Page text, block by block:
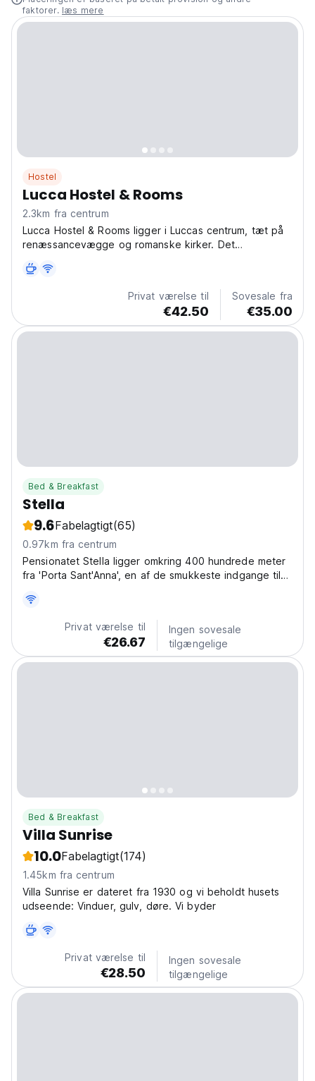
faktorer. læs mere
Hostel
Lucca Hostel & Rooms
2.3km fra centrum
Lucca Hostel & Rooms ligger i Luccas centrum, tæt på
renæssancevægge og romanske kirker. Det
rige kultur. (Auto-translated from original language)
Privat værelse til
€42.50
Sovesale fra
€35.00
Bed & Breakfast
Stella
9.6Fabelagtigt(65)
0.97km fra centrum
Pensionatet Stella ligger omkring 400 hundrede meter
fra 'Porta Sant'Anna', en af ​​de smukkeste indgange til
Privat værelse til
€26.67
Ingen sovesale
tilgængelige
Bed & Breakfast
Villa Sunrise
10.0Fabelagtigt(174)
1.45km fra centrum
Villa Sunrise er dateret fra 1930 og vi beholdt husets
udseende: Vinduer, gulv, døre. Vi byder
Privat værelse til
€28.50
Ingen sovesale
tilgængelige